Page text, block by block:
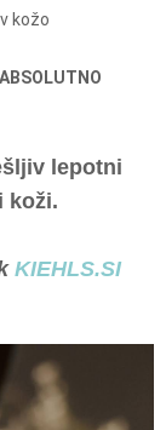
kožo
ABSOLUTNO
lepotni
koži.
KIEHLS.SI